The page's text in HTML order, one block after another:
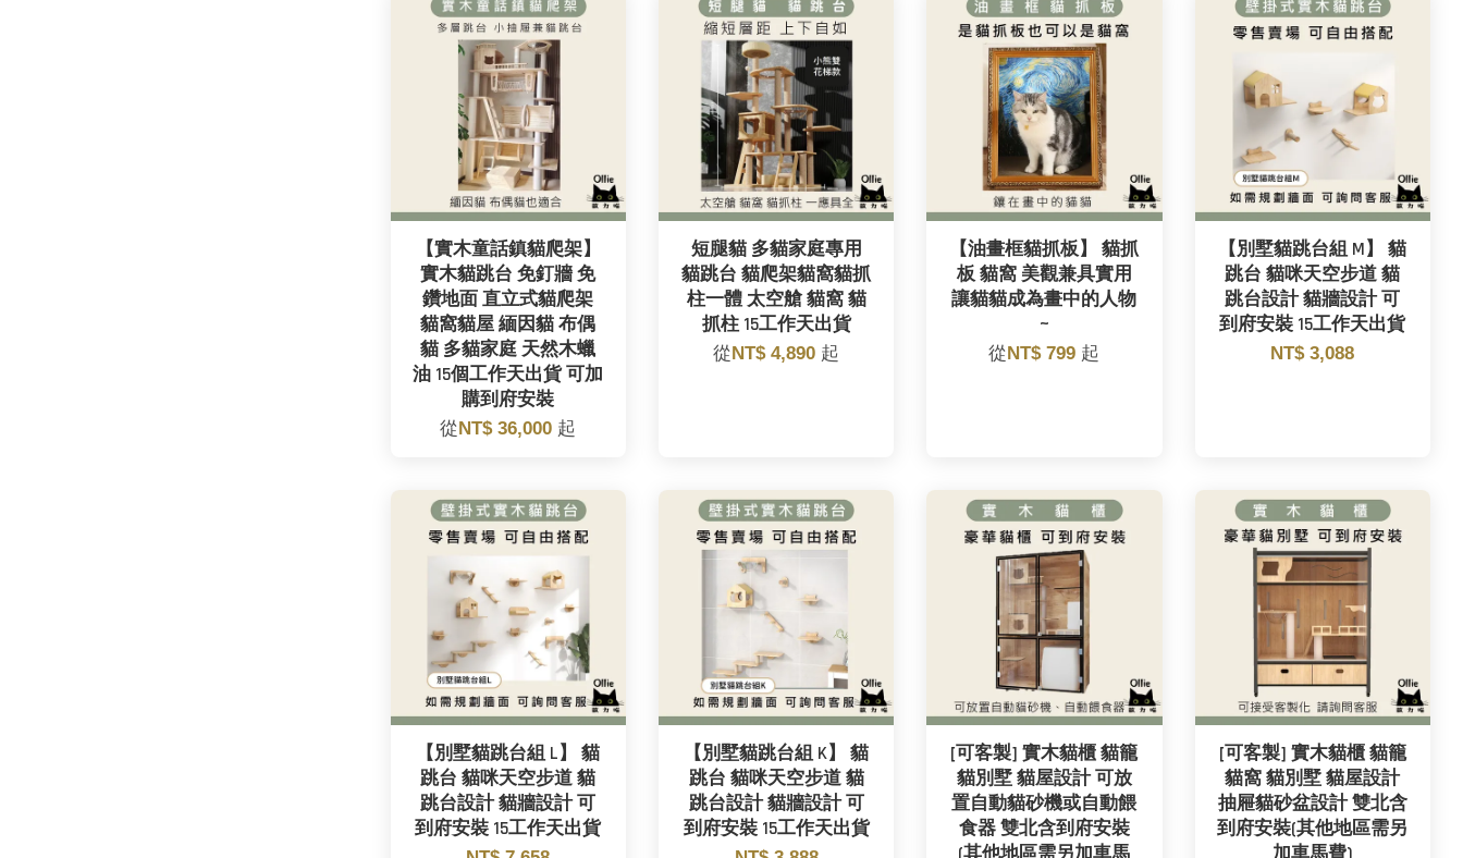
【實木童話鎮貓爬架】
實木貓跳台 免釘牆 免
鑽地面 直立式貓爬架
貓窩貓屋 緬因貓 布偶
貓 多貓家庭 天然木蠟
油 15個工作天出貨 可加
購到府安裝
從NT$ 36,000 起
短腿貓 多貓家庭專用
貓跳台 貓爬架貓窩貓抓
柱一體 太空艙 貓窩 貓
抓柱 15工作天出貨
從NT$ 4,890 起
【油畫框貓抓板】 貓抓
板 貓窩 美觀兼具實用
讓貓貓成為畫中的人物
~
從NT$ 799 起
【別墅貓跳台組 M】 貓
跳台 貓咪天空步道 貓
跳台設計 貓牆設計 可
到府安裝 15工作天出貨
NT$ 3,088
【別墅貓跳台組 L】 貓
跳台 貓咪天空步道 貓
跳台設計 貓牆設計 可
到府安裝 15工作天出貨
【別墅貓跳台組 K】 貓
跳台 貓咪天空步道 貓
跳台設計 貓牆設計 可
到府安裝 15工作天出貨
[可客製] 實木貓櫃 貓籠
貓別墅 貓屋設計 可放
置自動貓砂機或自動餵
食器 雙北含到府安裝
[可客製] 實木貓櫃 貓籠
貓窩 貓別墅 貓屋設計
抽屜貓砂盆設計 雙北含
到府安裝(其他地區需另